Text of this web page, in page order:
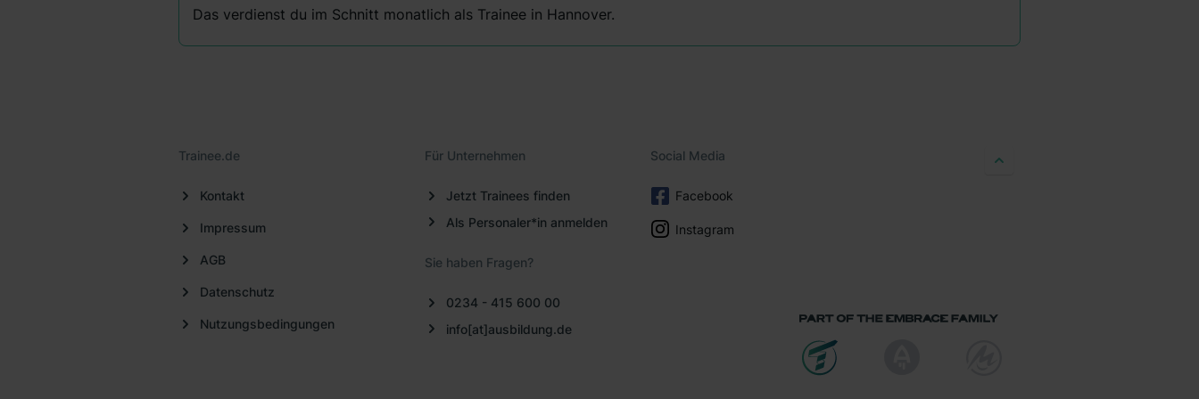
Das verdienst du im Schnitt monatlich als Trainee in Hannover.
Trainee.de
Kontakt
Impressum
AGB
Datenschutz
Nutzungsbedingungen
Für Unternehmen
Jetzt Trainees finden
Als Personaler*in anmelden
Sie haben Fragen?
0234 - 415 600 00
info[at]ausbildung.de
Social Media
Facebook
Instagram